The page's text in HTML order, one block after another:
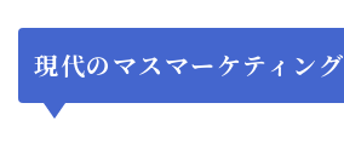
現代のマスマーケティング